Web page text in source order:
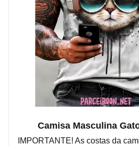
Camisa Masculina
IMPORTANTE! As costas da